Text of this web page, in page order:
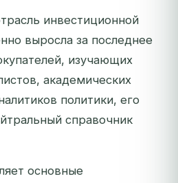
инвестиционной
выросла за последнее
изучающих
академических
политики, его
справочник
основные